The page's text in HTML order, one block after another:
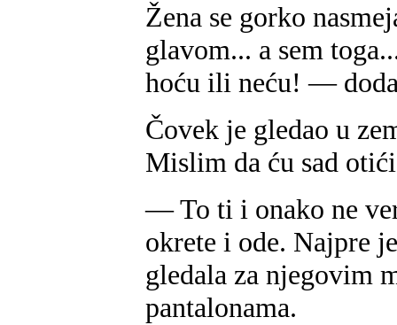
Žena se gorko
glavom... a sem
hoću ili neću! —
Čovek je gledao u
Mislim da ću sad
— To ti i onako ne
okrete i ode. Najpre
gledala za njegovim
pantalonama.